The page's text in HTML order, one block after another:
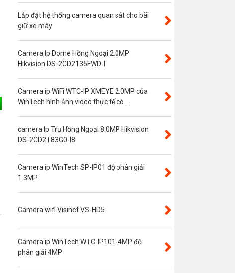
Độ phân giải 5.0MP
Camera CVI
Thẻ nhớ
Độ phân giải 3.0MP
Camera ngụy trang
Năng lượng mặt trời
Đầu ghi camera 4 kênh
Đầu ghi camera 8 kênh
Đầu ghi camera ip
Camera 360
Camera Yoosee
Lắp đặt hệ thống camera quan sát cho bãi
giữ xe máy
Camera Ip Dome Hồng Ngoại 2.0MP
Hikvision DS-2CD2135FWD-I
Camera ip WiFi WTC-IP XMEYE 2.0MP của
WinTech hình ảnh video thực tế có ...
camera Ip Trụ Hồng Ngoại 8.0MP Hikvision
DS-2CD2T83G0-I8
Camera ip WinTech SP-IP01 độ phân giải
1.3MP
Camera wifi Visinet VS-HD5
Camera ip WinTech WTC-IP101-4MP độ
phân giải 4MP